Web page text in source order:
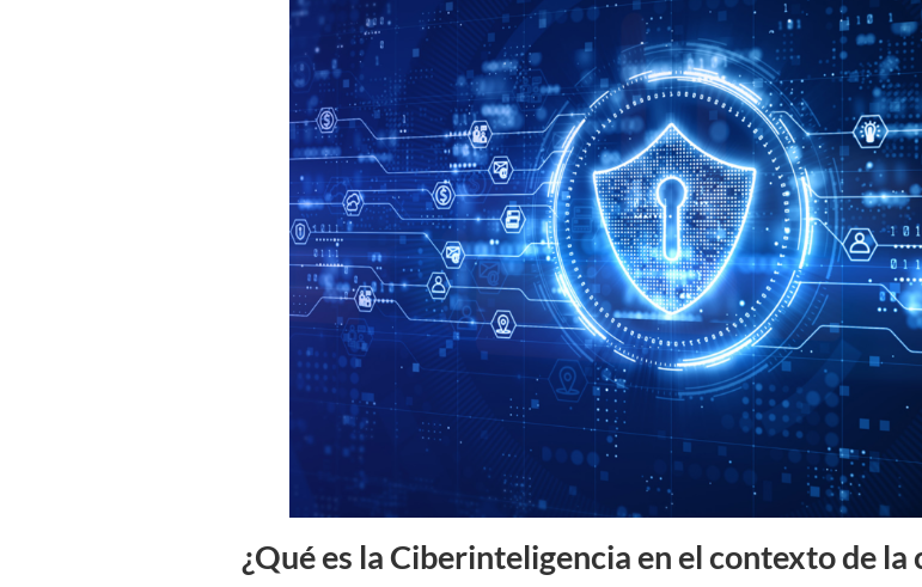
¿Qué es la Ciberinteligencia en el contexto de la